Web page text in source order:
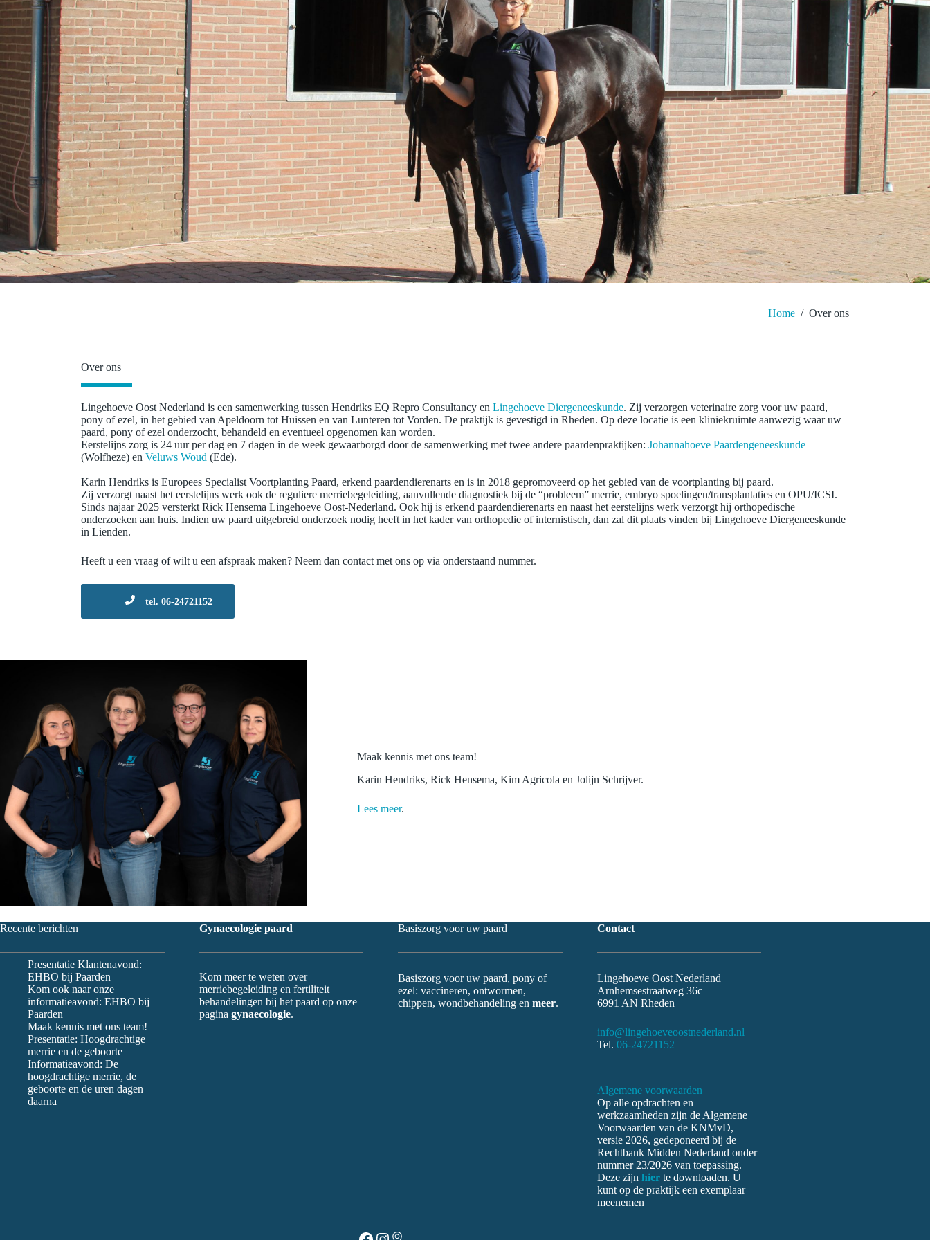
Home / Over ons
Over ons
Lingehoeve Oost Nederland is een samenwerking tussen Hendriks EQ Repro Consultancy en Lingehoeve Diergeneeskunde. Zij verzorgen veterinaire zorg voor uw paard,
pony of ezel, in het gebied van Apeldoorn tot Huissen en van Lunteren tot Vorden. De praktijk is gevestigd in Rheden. Op deze locatie is een kliniekruimte aanwezig waar uw
paard, pony of ezel onderzocht, behandeld en eventueel opgenomen kan worden.
Eerstelijns zorg is 24 uur per dag en 7 dagen in de week gewaarborgd door de samenwerking met twee andere paardenpraktijken: Johannahoeve Paardengeneeskunde
(Wolfheze) en Veluws Woud (Ede).
Karin Hendriks is Europees Specialist Voortplanting Paard, erkend paardendierenarts en is in 2018 gepromoveerd op het gebied van de voortplanting bij paard.
Zij verzorgt naast het eerstelijns werk ook de reguliere merriebegeleiding, aanvullende diagnostiek bij de “probleem” merrie, embryo spoelingen/transplantaties en OPU/ICSI.
Sinds najaar 2025 versterkt Rick Hensema Lingehoeve Oost-Nederland. Ook hij is erkend paardendierenarts en naast het eerstelijns werk verzorgt hij orthopedische
onderzoeken aan huis. Indien uw paard uitgebreid onderzoek nodig heeft in het kader van orthopedie of internistisch, dan zal dit plaats vinden bij Lingehoeve Diergeneeskunde
in Lienden.
Heeft u een vraag of wilt u een afspraak maken? Neem dan contact met ons op via onderstaand nummer.
tel. 06-24721152
Maak kennis met ons team!
Karin Hendriks, Rick Hensema, Kim Agricola en Jolijn Schrijver.
Lees meer.
Recente berichten
Presentatie Klantenavond:
EHBO bij Paarden
Kom ook naar onze
informatieavond: EHBO bij
Paarden
Maak kennis met ons team!
Presentatie: Hoogdrachtige
merrie en de geboorte
Informatieavond: De
hoogdrachtige merrie, de
geboorte en de uren dagen
daarna
Gynaecologie paard
Kom meer te weten over
merriebegeleiding en fertiliteit
behandelingen bij het paard op onze
pagina gynaecologie.
Basiszorg voor uw paard
Basiszorg voor uw paard, pony of
ezel: vaccineren, ontwormen,
chippen, wondbehandeling en meer.
Contact
Lingehoeve Oost Nederland
Arnhemsestraatweg 36c
6991 AN Rheden
info@lingehoeveoostnederland.nl
Tel. 06-24721152
Algemene voorwaarden
Op alle opdrachten en
werkzaamheden zijn de Algemene
Voorwaarden van de KNMvD,
versie 2026, gedeponeerd bij de
Rechtbank Midden Nederland onder
nummer 23/2026 van toepassing.
Deze zijn hierte downloaden. U
kunt op de praktijk een exemplaar
meenemen
Link